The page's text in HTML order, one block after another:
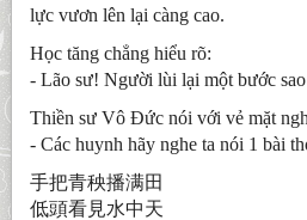
lực vươn lên lại càng cao.
Học tăng chẳng hiểu rõ:
- Lão sư! Người lùi lại một bước
Thiền sư Vô Đức nói với vẻ mặt
- Các huynh hãy nghe ta nói 1 bài
手把青秧播满田
低頭看見水中天